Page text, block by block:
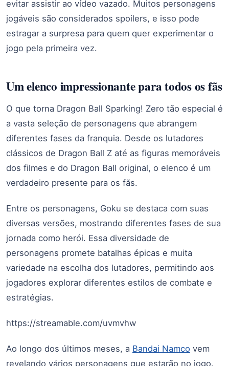
evitar assistir ao vídeo vazado. Muitos personagens
jogáveis são considerados spoilers, e isso pode
estragar a surpresa para quem quer experimentar o
jogo pela primeira vez.
Um elenco impressionante para todos os fãs
O que torna Dragon Ball Sparking! Zero tão especial é
a vasta seleção de personagens que abrangem
diferentes fases da franquia. Desde os lutadores
clássicos de Dragon Ball Z até as figuras memoráveis
dos filmes e do Dragon Ball original, o elenco é um
verdadeiro presente para os fãs.
Entre os personagens, Goku se destaca com suas
diversas versões, mostrando diferentes fases de sua
jornada como herói. Essa diversidade de
personagens promete batalhas épicas e muita
variedade na escolha dos lutadores, permitindo aos
jogadores explorar diferentes estilos de combate e
estratégias.
https://streamable.com/uvmvhw
Ao longo dos últimos meses, a Bandai Namco vem
revelando vários personagens que estarão no jogo.